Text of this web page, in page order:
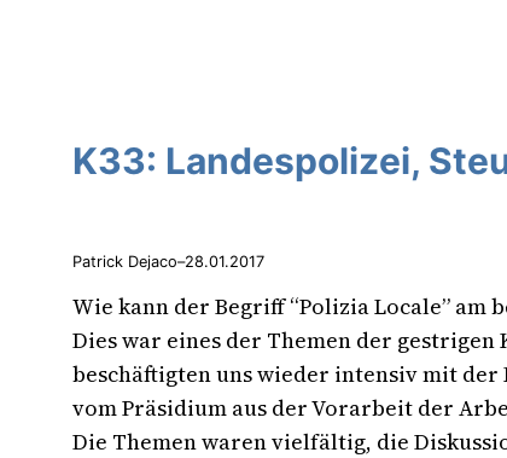
K33: Landespolizei,
Patrick Dejaco–28.01.2017
Wie kann der Begriff “Polizia Locale” am
Dies war eines der Themen der gestrigen
beschäftigten uns wieder intensiv mit der
vom Präsidium aus der Vorarbeit der
Die Themen waren vielfältig, die